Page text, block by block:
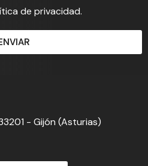
de privacidad.
- Gijón (Asturias)